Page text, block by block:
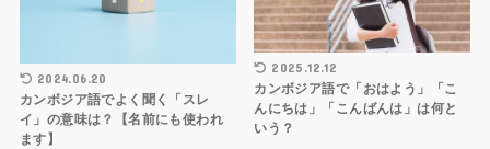
2024.06.20
カンボジア語でよく聞く「スレ
イ」の意味は？【名前にも使われ
ます】
2025.12.12
カンボジア語で「おはよう」「こ
んにちは」「こんばんは」は何と
いう？